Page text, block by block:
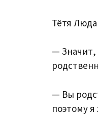
Тётя
— Значит,
— Вы
поэтому